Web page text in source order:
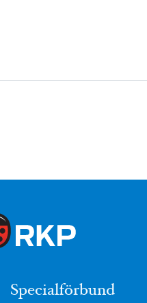
Specialförbund